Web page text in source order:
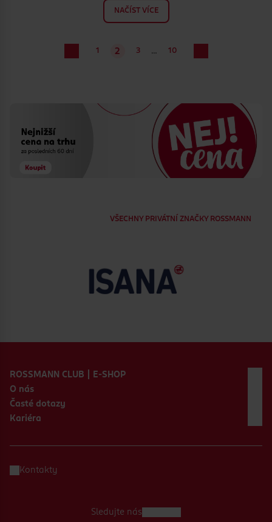
NAČÍST VÍCE
1 2 3 … 10
VŠECHNY PRIVÁTNÍ ZNAČKY ROSSMANN
ROSSMANN CLUB | E-SHOP
O nás
Časté dotazy
Kariéra
Kontakty
Sledujte nás